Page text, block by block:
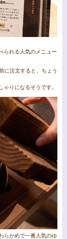
られる人気のメニュー
に注文すると、ちょう
ゃりになるそうです。
らかめで一番人気のゆ